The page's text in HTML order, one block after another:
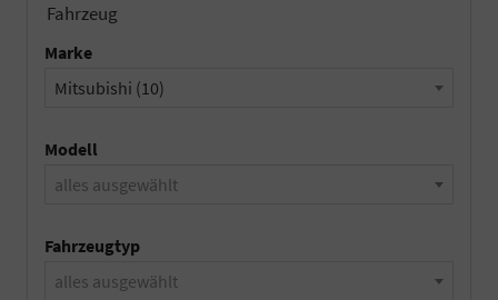
Fahrzeug
Marke
Mitsubishi (10)
Modell
alles ausgewählt
Fahrzeugtyp
alles ausgewählt